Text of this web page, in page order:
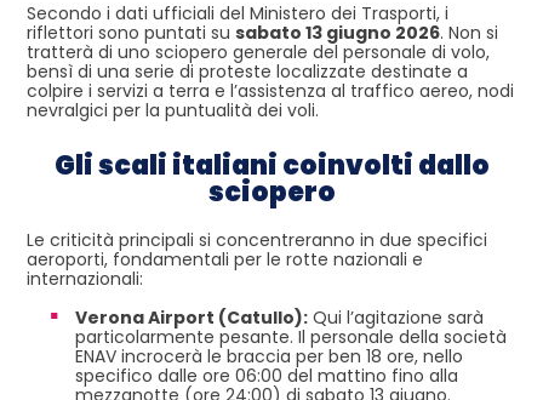
Secondo i dati ufficiali del Ministero dei Trasporti, i
riflettori sono puntati su sabato 13 giugno 2026. Non si
tratterà di uno sciopero generale del personale di volo,
bensì di una serie di proteste localizzate destinate a
colpire i servizi a terra e l’assistenza al traffico aereo, nodi
nevralgici per la puntualità dei voli.
Gli scali italiani coinvolti dallo
sciopero
Le criticità principali si concentreranno in due specifici
aeroporti, fondamentali per le rotte nazionali e
internazionali:
Verona Airport (Catullo): Qui l’agitazione sarà
particolarmente pesante. Il personale della società
ENAV incrocerà le braccia per ben 18 ore, nello
specifico dalle ore 06:00 del mattino fino alla
mezzanotte (ore 24:00) di sabato 13 giugno.